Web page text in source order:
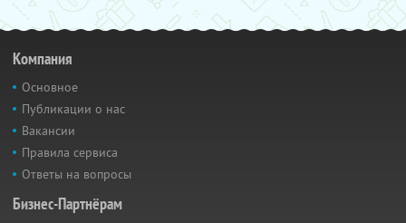
Компания
Основное
Публикации о нас
Вакансии
Правила сервиса
Ответы на вопросы
Бизнес-Партнёрам